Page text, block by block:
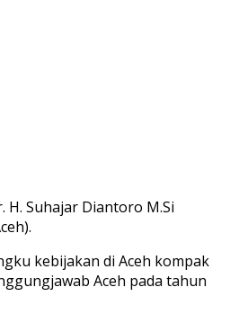
H. Suhajar Diantoro M.Si
kebijakan di Aceh kompak
Aceh pada tahun